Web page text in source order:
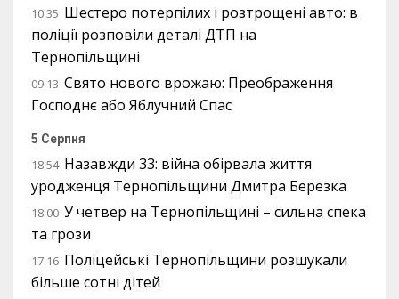
10:35 Шестеро потерпілих і розтрощені авто: в
поліції розповіли деталі ДТП на
Тернопільщині
09:13 Свято нового врожаю: Преображення
Господнє або Яблучний Спас
5 Серпня
18:54 Назавжди 33: війна обірвала життя
уродженця Тернопільщини Дмитра Березка
18:00 У четвер на Тернопільщині – сильна спека
та грози
17:16 Поліцейські Тернопільщини розшукали
більше сотні дітей